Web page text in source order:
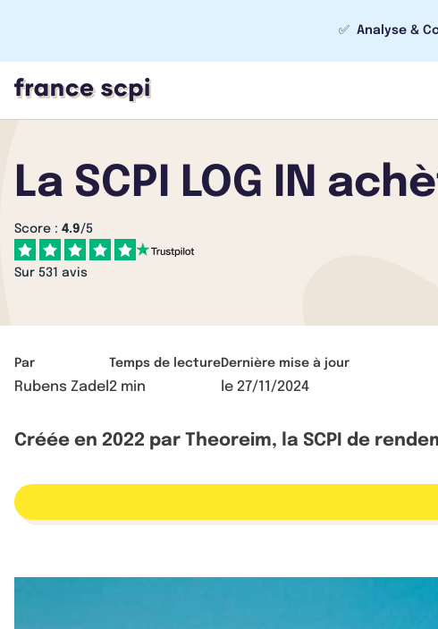
✅ Analyse &
La SCPI LOG IN
Score : 4.9/5
Sur 531 avis
Par
Rubens Zadel
Temps de lecture
2 min
Dernière mise à jour
le 27/11/2024
Créée en 2022 par Theoreim, la SCPI de